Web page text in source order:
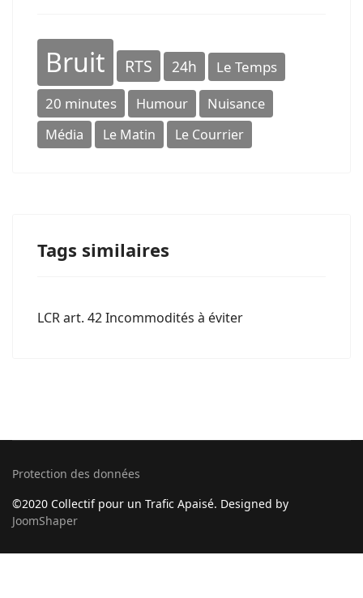
Bruit RTS 24h
Le Temps
20 minutes
Humour
Nuisance
Média
Le Matin Le Courrier
Tags similaires
LCR art. 42 Incommodités à éviter
Protection des données
©2020 Collectif pour un Trafic Apaisé. Designed by
JoomShaper